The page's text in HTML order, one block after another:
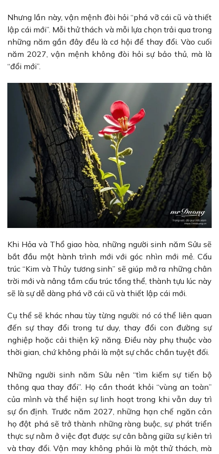
Nhưng lần này, vận mệnh đòi hỏi “phá vỡ cái cũ và thiết
lập cái mới”. Mỗi thử thách và mỗi lựa chọn trải qua trong
những năm gần đây đều là cơ hội để thay đổi. Vào cuối
năm 2027, vận mệnh không đòi hỏi sự bảo thủ, mà là
“đổi mới”.
Khi Hỏa và Thổ giao hòa, những người sinh năm Sửu sẽ
bắt đầu một hành trình mới với góc nhìn mới mẻ. Cấu
trúc “Kim và Thủy tương sinh” sẽ giúp mở ra những chân
trời mới và nâng tầm cấu trúc tổng thể, thành tựu lúc này
sẽ là sự dễ dàng phá vỡ cái cũ và thiết lập cái mới.
Cụ thể sẽ khác nhau tùy từng người: nó có thể liên quan
đến sự thay đổi trong tư duy, thay đổi con đường sự
nghiệp hoặc cải thiện kỹ năng. Điều này phụ thuộc vào
thời gian, chứ không phải là một sự chắc chắn tuyệt đối.
Những người sinh năm Sửu nên “tìm kiếm sự tiến bộ
thông qua thay đổi”. Họ cần thoát khỏi “vùng an toàn”
của mình và thể hiện sự linh hoạt trong khi vẫn duy trì
sự ổn định. Trước năm 2027, những hạn chế ngăn cản
họ đột phá sẽ trở thành những ràng buộc, sự phát triển
thực sự nằm ở việc đạt được sự cân bằng giữa sự kiên trì
và thay đổi. Vận may không phải là một thử thách, mà